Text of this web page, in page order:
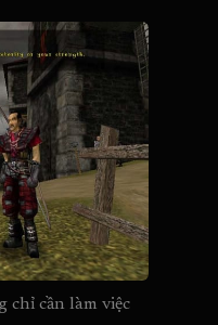
chỉ cần làm việc